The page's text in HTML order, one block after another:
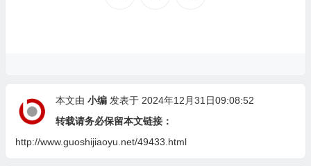
本文由 小编发表于 2024年12月31日09:08:52
转载请务必保留本文链接：
http://www.guoshijiaoyu.net/49433.html